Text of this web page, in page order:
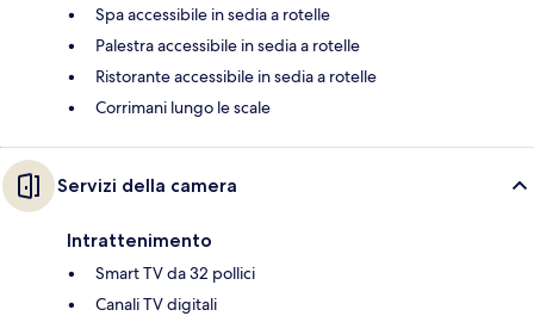
Spa accessibile in sedia a rotelle
Palestra accessibile in sedia a rotelle
Ristorante accessibile in sedia a rotelle
Corrimani lungo le scale
Servizi della camera
Intrattenimento
Smart TV da 32 pollici
Canali TV digitali